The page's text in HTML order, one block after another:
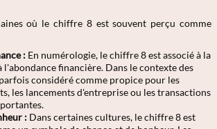
où le chiffre 8 est souvent perçu comme
: En numérologie, le chiffre 8 est associé à la
l'abondance financière. Dans le contexte des
considéré comme propice pour les
les lancements d'entreprise ou les transactions
: Dans certaines cultures, le chiffre 8 est